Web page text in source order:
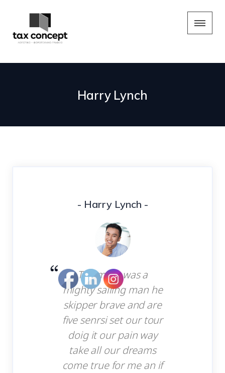
Harry Lynch
- Harry Lynch -
The mate was a
mighty sailing man he
skipper brave and are
five senrsi set our tour
doig it our pain way
take all our dreams
come true for me an if